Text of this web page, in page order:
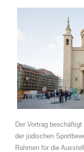
Der Vortrag
der jüdischen
Rahmen für die